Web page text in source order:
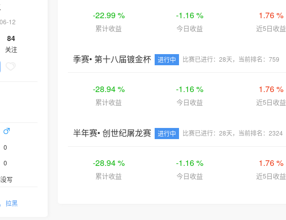
12
84
关注
0
0
写
拉黑
-22.99 %
累计收益
-1.16 %
今日收益
1.76 %
近5日收益
季赛• 第十八届镀金杯 进行中 比赛已进行：28天，当前排名：759
-28.94 %
累计收益
-1.16 %
今日收益
1.76 %
近5日收益
半年赛• 创世纪屠龙赛 进行中 比赛已进行：28天，当前排名：2324
-28.94 %
累计收益
-1.16 %
今日收益
1.76 %
近5日收益